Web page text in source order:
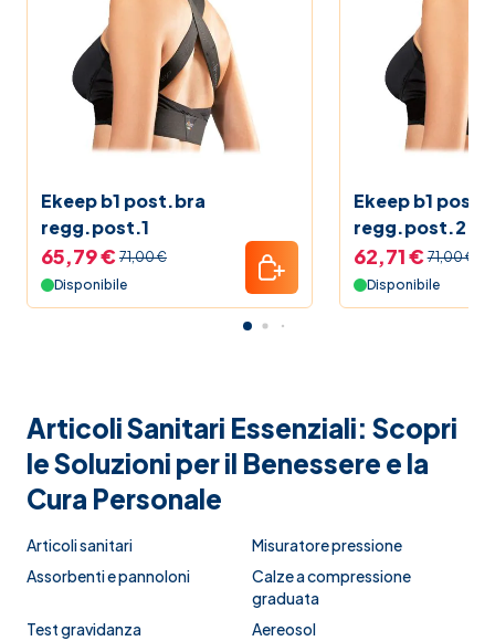
Ekeep b1 post.bra
regg.post.1
65,79 € 71,00 €
Disponibile
Ekeep b1
regg.post.2
62,71 € 71,00 €
Disponibile
Articoli Sanitari Essenziali: Scopri
le Soluzioni per il Benessere e la
Cura Personale
Articoli sanitari
Misuratore pressione
Assorbenti e pannoloni
Calze a compressione
graduata
Test gravidanza
Aereosol